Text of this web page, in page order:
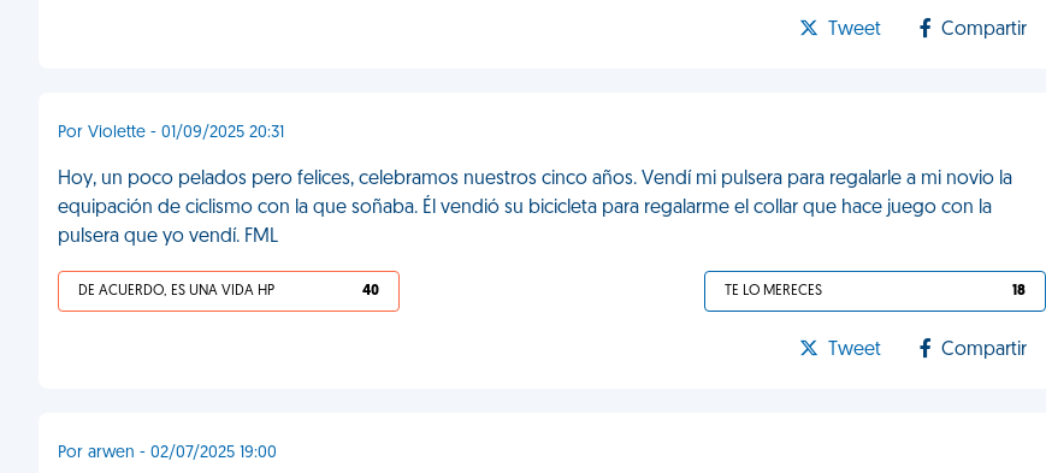
Tweet Compartir
Por Violette - 01/09/2025 20:31
Hoy, un poco pelados pero felices, celebramos nuestros cinco años. Vendí mi pulsera para regalarle a mi novio la
equipación de ciclismo con la que soñaba. Él vendió su bicicleta para regalarme el collar que hace juego con la
pulsera que yo vendí. FML
DE ACUERDO, ES UNA VIDA HP 40 TE LO MERECES 18
Tweet Compartir
Por arwen - 02/07/2025 19:00